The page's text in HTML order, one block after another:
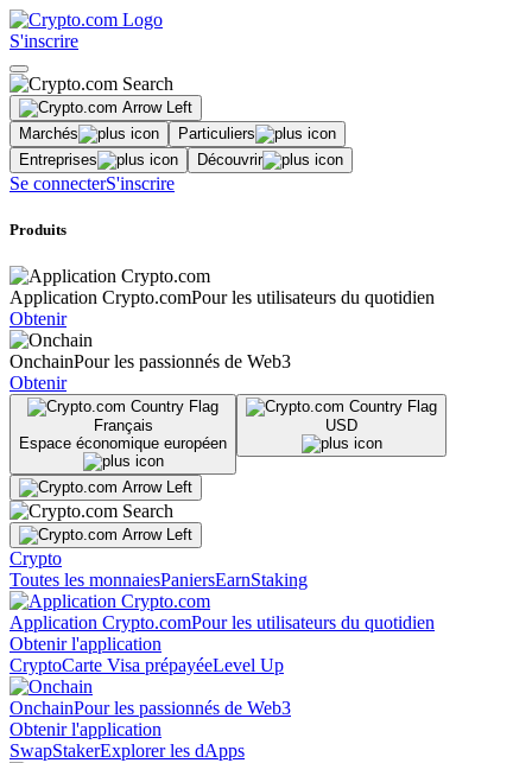
S'inscrire
Marchés
Particuliers
Entreprises
Découvrir
Se connecterS'inscrire
Produits
Application Crypto.comPour les utilisateurs du quotidien
Obtenir
OnchainPour les passionnés de Web3
Obtenir
Français
Espace économique européen
USD
Crypto
Toutes les monnaiesPaniersEarnStaking
Application Crypto.comPour les utilisateurs du quotidien
Obtenir l'application
CryptoCarte Visa prépayéeLevel Up
OnchainPour les passionnés de Web3
Obtenir l'application
SwapStakerExplorer les dApps